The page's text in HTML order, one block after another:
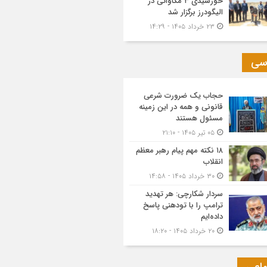
الیگودرز برگزار شد
حجاب یک ضرورت شرعی
قانونی و همه در این زمینه
مسئول هستند
۱۸ نکته مهم پیام رهبر معظم
انقلاب
سردار شکارچی: هر تهدید
ترامپ را با تودهنی پاسخ
داده‌ایم